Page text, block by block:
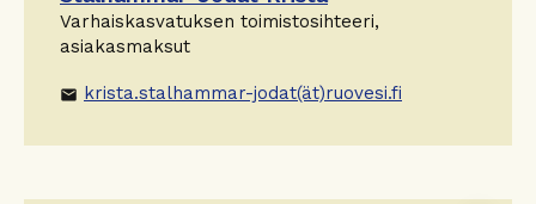
Varhaiskasvatuksen toimistosihteeri,
asiakasmaksut
email krista.stalhammar-jodat(ät)ruovesi.fi